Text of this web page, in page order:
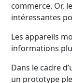
commerce. Or,
intéressantes
Les appareils
informations
Dans le cadre
un prototype